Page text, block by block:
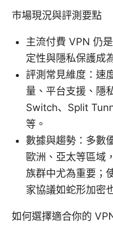
市場現況與評測要點
主流付費 VPN 仍
定性與隱私保護成
評測常見維度：速
量、平台支援、隱
Switch、Split
等。
數據與趨勢：多數
歐洲、亞太等區域
族群中尤為重要；
家協議如蛇形加密
如何選擇適合你的